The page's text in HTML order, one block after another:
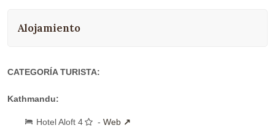
Alojamiento
CATEGORÍA TURISTA:
Kathmandu:
Hotel Aloft 4 - Web